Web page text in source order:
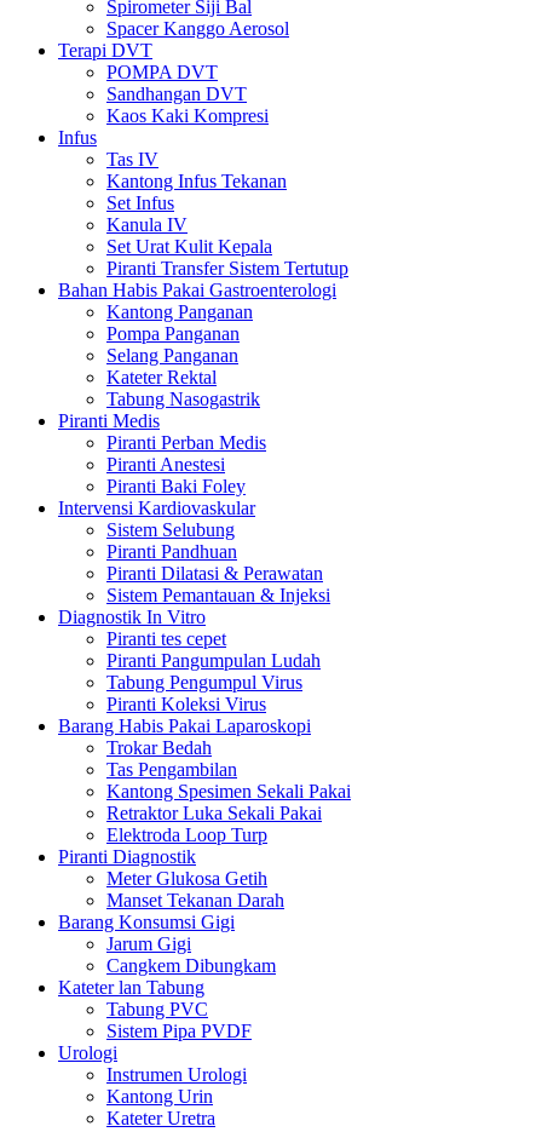
Spirometer Siji Bal
Spacer Kanggo Aerosol
Terapi DVT
POMPA DVT
Sandhangan DVT
Kaos Kaki Kompresi
Infus
Tas IV
Kantong Infus Tekanan
Set Infus
Kanula IV
Set Urat Kulit Kepala
Piranti Transfer Sistem Tertutup
Bahan Habis Pakai Gastroenterologi
Kantong Panganan
Pompa Panganan
Selang Panganan
Kateter Rektal
Tabung Nasogastrik
Piranti Medis
Piranti Perban Medis
Piranti Anestesi
Piranti Baki Foley
Intervensi Kardiovaskular
Sistem Selubung
Piranti Pandhuan
Piranti Dilatasi & Perawatan
Sistem Pemantauan & Injeksi
Diagnostik In Vitro
Piranti tes cepet
Piranti Pangumpulan Ludah
Tabung Pengumpul Virus
Piranti Koleksi Virus
Barang Habis Pakai Laparoskopi
Trokar Bedah
Tas Pengambilan
Kantong Spesimen Sekali Pakai
Retraktor Luka Sekali Pakai
Elektroda Loop Turp
Piranti Diagnostik
Meter Glukosa Getih
Manset Tekanan Darah
Barang Konsumsi Gigi
Jarum Gigi
Cangkem Dibungkam
Kateter lan Tabung
Tabung PVC
Sistem Pipa PVDF
Urologi
Instrumen Urologi
Kantong Urin
Kateter Uretra